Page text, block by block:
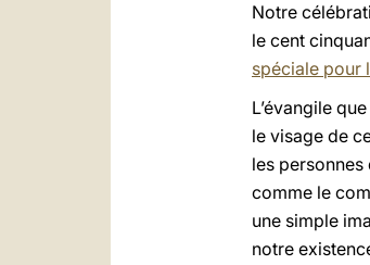
Notre
le cent
spéciale pour
L’évangile
le visage de
les
comme le
une simple
notre